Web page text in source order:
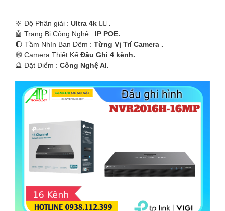
🔆 Độ Phân giải : Ultra 4k 👍🏾 .
🤖️ Trang Bị Công Nghệ : IP POE.
🌔 Tầm Nhìn Ban Đêm : Từng Vị Trí Camera .
🕸️ Camera Thiết Kế Đầu Ghi 4 kênh.
️🔮 Đặt Điểm : Công Nghệ AI.